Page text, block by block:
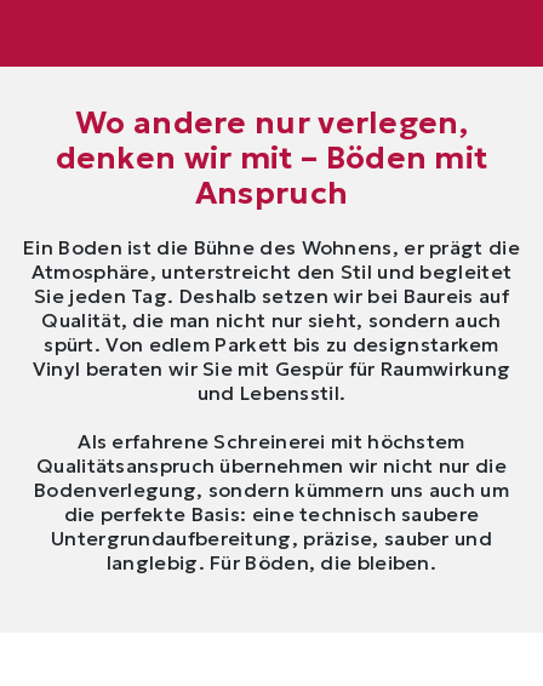
Wo andere nur verlegen,
denken wir mit – Böden mit
Anspruch
Ein Boden ist die Bühne des Wohnens, er prägt die
Atmosphäre, unterstreicht den Stil und begleitet
Sie jeden Tag. Deshalb setzen wir bei Baureis auf
Qualität, die man nicht nur sieht, sondern auch
spürt. Von edlem Parkett bis zu designstarkem
Vinyl beraten wir Sie mit Gespür für Raumwirkung
und Lebensstil.
Als erfahrene Schreinerei mit höchstem
Qualitätsanspruch übernehmen wir nicht nur die
Bodenverlegung, sondern kümmern uns auch um
die perfekte Basis: eine technisch saubere
Untergrundaufbereitung, präzise, sauber und
langlebig. Für Böden, die bleiben.